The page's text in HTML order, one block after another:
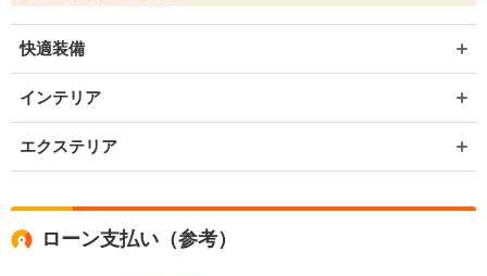
快適装備
インテリア
エクステリア
ローン支払い（参考）